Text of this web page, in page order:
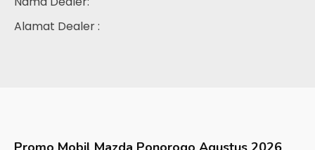
Alamat Dealer :